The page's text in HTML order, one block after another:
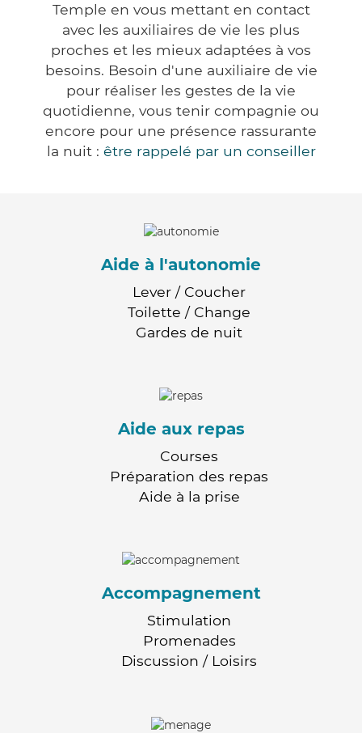
Temple en vous mettant en contact
avec les auxiliaires de vie les plus
proches et les mieux adaptées à vos
besoins. Besoin d'une auxiliaire de vie
pour réaliser les gestes de la vie
quotidienne, vous tenir compagnie ou
encore pour une présence rassurante
la nuit : être rappelé par un conseiller
Aide à l'autonomie
Lever / Coucher
Toilette / Change
Gardes de nuit
Aide aux repas
Courses
Préparation des repas
Aide à la prise
Accompagnement
Stimulation
Promenades
Discussion / Loisirs